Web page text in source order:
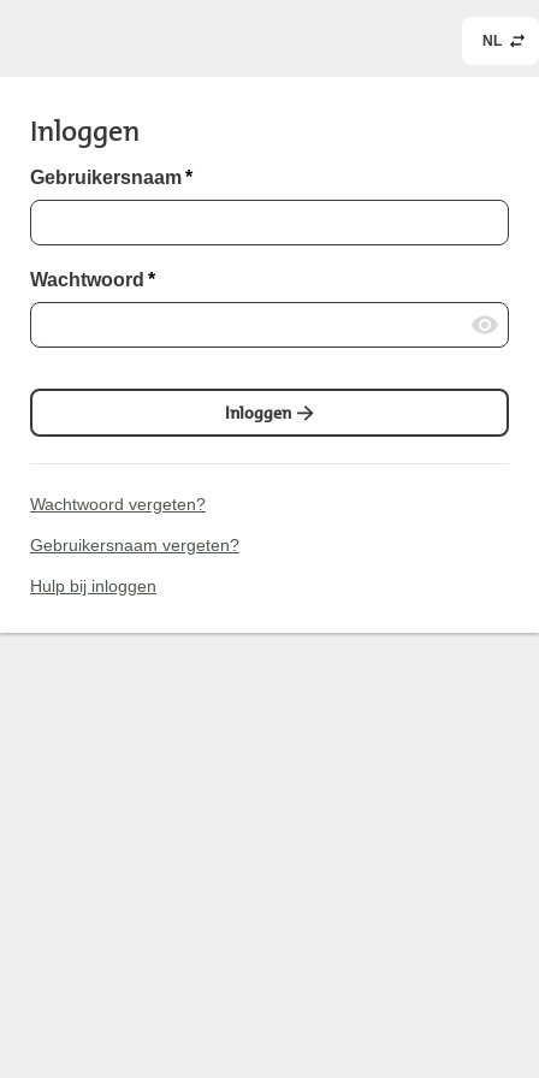
NL
Inloggen
Gebruikersnaam*
Wachtwoord *
Inloggen
Wachtwoord vergeten?
Gebruikersnaam vergeten?
Hulp bij inloggen